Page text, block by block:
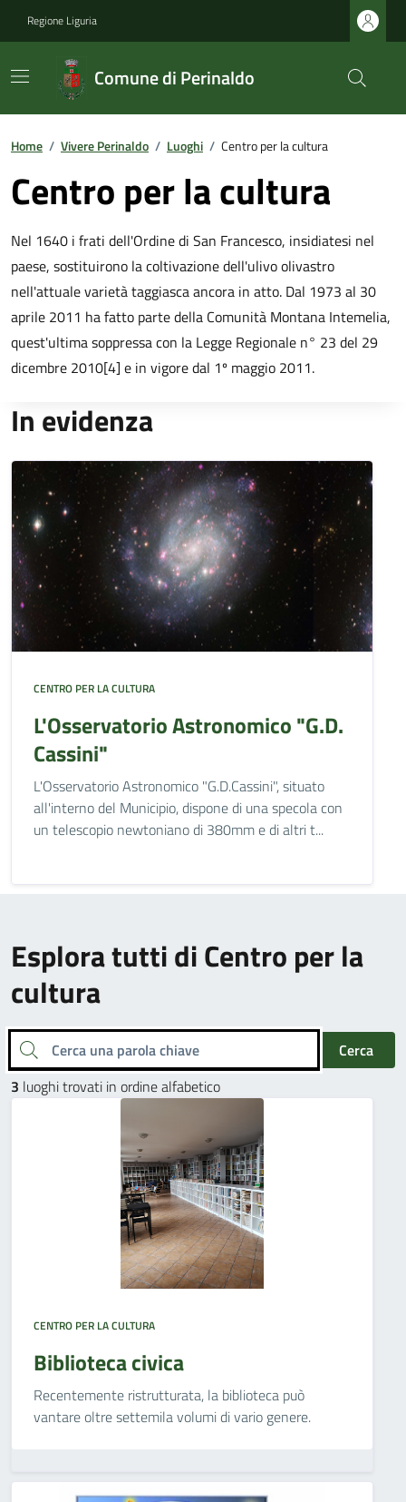
Regione Liguria
Comune di Perinaldo
Home / Vivere Perinaldo / Luoghi / Centro per la cultura
Centro per la cultura
Nel 1640 i frati dell'Ordine di San Francesco, insidiatesi nel
paese, sostituirono la coltivazione dell'ulivo olivastro
nell'attuale varietà taggiasca ancora in atto. Dal 1973 al 30
aprile 2011 ha fatto parte della Comunità Montana Intemelia,
quest'ultima soppressa con la Legge Regionale n° 23 del 29
dicembre 2010[4] e in vigore dal 1º maggio 2011.
In evidenza
CENTRO PER LA CULTURA
L'Osservatorio Astronomico "G.D.
Cassini"
L'Osservatorio Astronomico "G.D.Cassini", situato
all'interno del Municipio, dispone di una specola con
un telescopio newtoniano di 380mm e di altri t...
Esplora tutti di Centro per la
cultura
Cerca una parola chiave
Cerca
3 luoghi trovati in ordine alfabetico
CENTRO PER LA CULTURA
Biblioteca civica
Recentemente ristrutturata, la biblioteca può
vantare oltre settemila volumi di vario genere.